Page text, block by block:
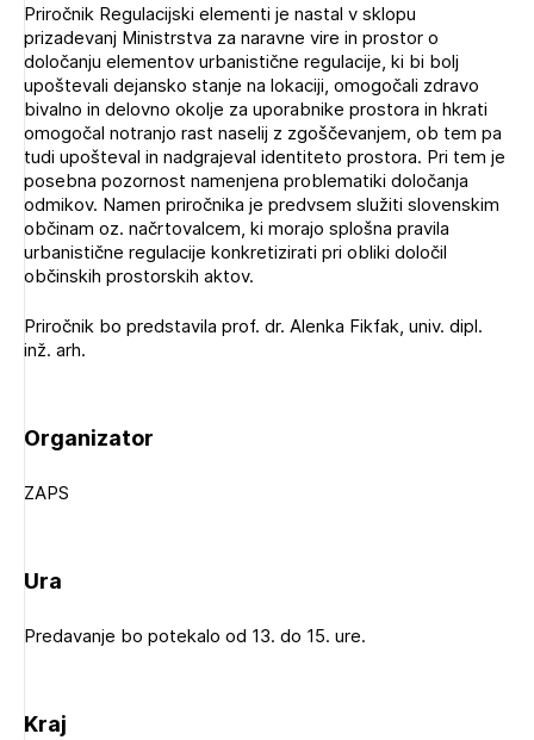
PRIJAVITE SE
POZABLJENO GESLO
Priročnik Regulacijski elementi je nastal v sklopu
prizadevanj Ministrstva za naravne vire in prostor o
določanju elementov urbanistične regulacije, ki bi bolj
upoštevali dejansko stanje na lokaciji, omogočali zdravo
bivalno in delovno okolje za uporabnike prostora in hkrati
omogočal notranjo rast naselij z zgoščevanjem, ob tem pa
tudi upošteval in nadgrajeval identiteto prostora. Pri tem je
posebna pozornost namenjena problematiki določanja
odmikov. Namen priročnika je predvsem služiti slovenskim
občinam oz. načrtovalcem, ki morajo splošna pravila
urbanistične regulacije konkretizirati pri obliki določil
občinskih prostorskih aktov.
Priročnik bo predstavila prof. dr. Alenka Fikfak, univ. dipl.
inž. arh.
Organizator
ZAPS
Ura
Predavanje bo potekalo od 13. do 15. ure.
Kraj
Mesečni novičnik
Novičnik izobraževanj
Novičnik natečajev
Tedenski novičnik javnih naročil
Dnevne medijske objave